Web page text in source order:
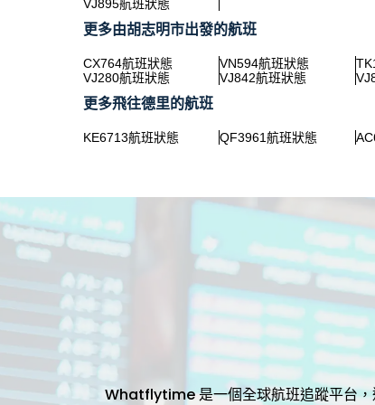
VJ895航班狀態
更多由胡志明市出發的航班
CX764航班狀態 VN594航班狀態
VJ280航班狀態
VJ842航班狀態
更多飛往德里的航班
KE6713航班狀態 QF3961航班狀態
Whatflytime 是一個全球航班追蹤平台，